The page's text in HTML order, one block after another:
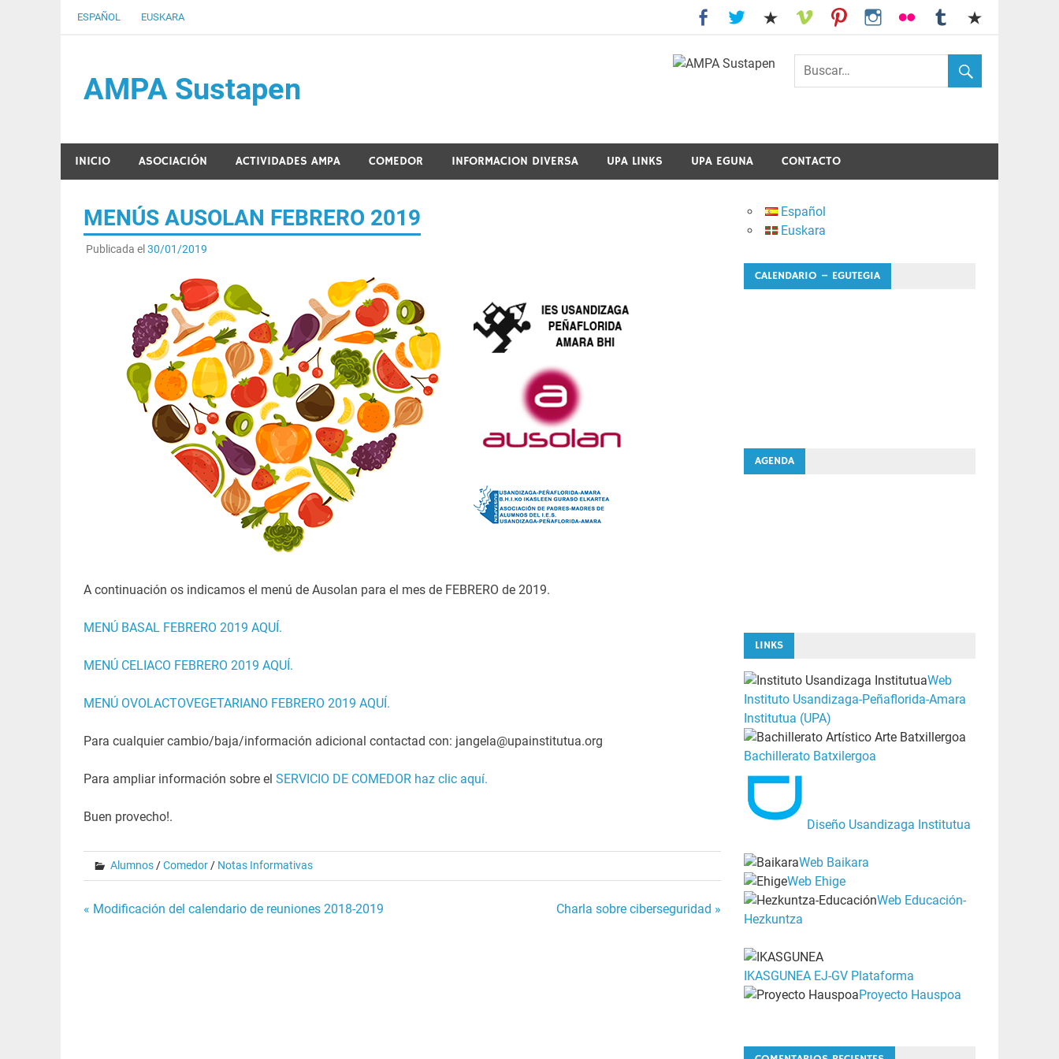
ESPAÑOL EUSKARA
AMPA Sustapen
INICIO ASOCIACIÓN ACTIVIDADES AMPA COMEDOR INFORMACION DIVERSA UPA LINKS UPA EGUNA CONTACTO
MENÚS AUSOLAN FEBRERO 2019
Publicada el 30/01/2019
A continuación os indicamos el menú de Ausolan para el mes de FEBRERO de 2019.
MENÚ BASAL FEBRERO 2019 AQUÍ.
MENÚ CELIACO FEBRERO 2019 AQUÍ.
MENÚ OVOLACTOVEGETARIANO FEBRERO 2019 AQUÍ.
Para cualquier cambio/baja/información adicional contactad con: jangela@upainstitutua.org
Para ampliar información sobre el SERVICIO DE COMEDOR haz clic aquí.
Buen provecho!.
Alumnos/Comedor/ Notas Informativas
Navegación
« Modificación del calendario de reuniones 2018-2019 Charla sobre ciberseguridad »
Español
Euskara
CALENDARIO – EGUTEGIA
AGENDA
LINKS
Web
Instituto Usandizaga-Peñaflorida-Amara
Institutua (UPA)
Bachillerato Batxilergoa
Diseño Usandizaga Institutua
Web Baikara
Web Ehige
Web Educación-
Hezkuntza
IKASGUNEA EJ-GV Plataforma
Proyecto Hauspoa